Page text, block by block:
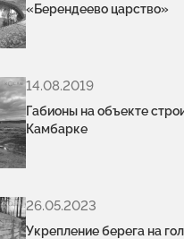
«Берендеево царство»
14.08.2019
Габионы на объекте
Камбарке
26.05.2023
Укрепление берега на